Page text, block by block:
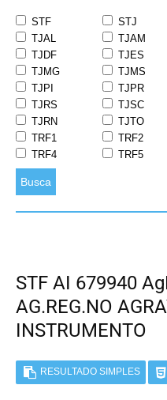
STF STJ
TJAL
TJAM
TJDF
TJES
TJMG
TJMS
TJPI
TJPR
TJRS
TJSC
TJRN
TJTO
TRF1
TRF2
TRF4
TRF5
Busca
STF AI 679940
AG.REG.NO
INSTRUMENTO
RESULTADO SIMPLES